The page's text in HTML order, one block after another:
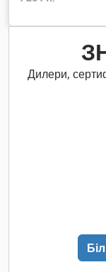
Дилери,